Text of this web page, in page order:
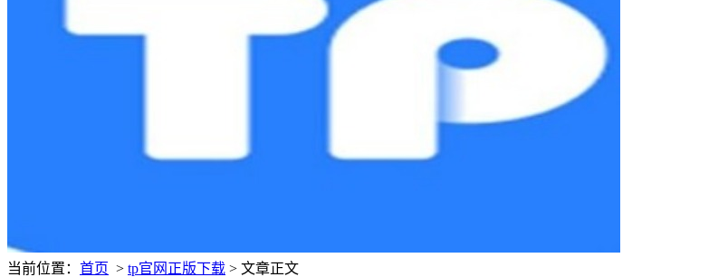
当前位置： 首页 > tp官网正版下载 > 文章正文